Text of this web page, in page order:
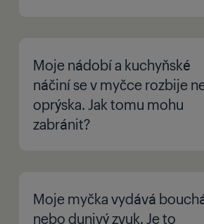
Moje nádobí a kuchyňské
náčiní se v myčce rozbije
oprýska. Jak tomu mohu
zabránit?
Moje myčka vydává
nebo dunivý zvuk. Je to